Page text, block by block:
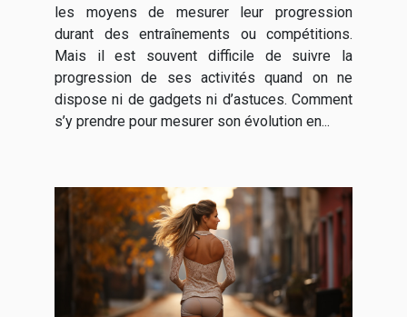
les moyens de mesurer leur progression
durant des entraînements ou compétitions.
Mais il est souvent difficile de suivre la
progression de ses activités quand on ne
dispose ni de gadgets ni d’astuces. Comment
s’y prendre pour mesurer son évolution en...